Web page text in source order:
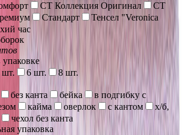
СТ Коллекция Оригинал
СТ
Стандарт
Тенсел "Veronica
час
шт. 6 шт.
8 шт.
без канта бейка
в подгибку с
кайма оверлок с кантом
х/б,
чехол без канта
упаковка